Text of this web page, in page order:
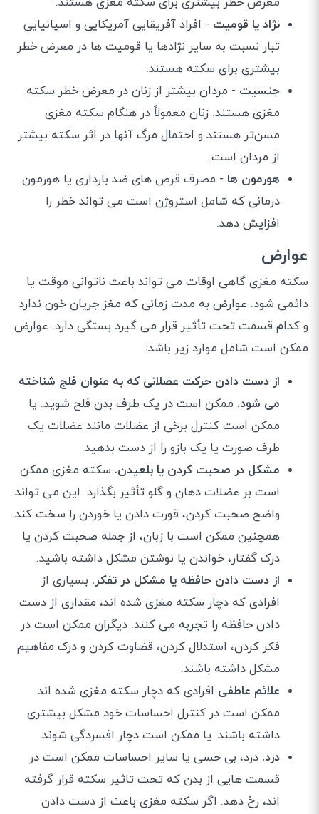
نژاد یا قومیت - افراد آفریقایی آمریکایی و اسپانیایی
تبار نسبت به سایر نژادها یا قومیت ها در معرض خطر
بیشتری برای سکته هستند.
جنسیت - مردان بیشتر از زنان در معرض خطر سکته
مغزی هستند. زنان معمولاً در هنگام سکته مغزی
مسن‌تر هستند و احتمال مرگ آنها در اثر سکته بیشتر
از مردان است.
هورمون ها - مصرف قرص های ضد بارداری یا هورمون
درمانی که شامل استروژن است می تواند خطر را
افزایش دهد.
عوارض
سکته مغزی گاهی اوقات می تواند باعث ناتوانی موقت یا
دائمی شود. عوارض به مدت زمانی که مغز جریان خون ندارد
و کدام قسمت تحت تأثیر قرار می گیرد بستگی دارد. عوارض
ممکن است شامل موارد زیر باشد:
از دست دادن حرکت عضلانی که به عنوان فلج شناخته
می شود. ممکن است در یک طرف بدن فلج شوید. یا
ممکن است کنترل برخی از عضلات مانند عضلات یک
طرف صورت یا یک بازو را از دست بدهید.
مشکل در صحبت کردن یا بلعیدن. سکته مغزی ممکن
است بر عضلات دهان و گلو تأثیر بگذارد. این می تواند
واضح صحبت کردن، قورت دادن یا خوردن را سخت کند.
همچنین ممکن است با زبان، از جمله صحبت کردن یا
درک گفتار، خواندن یا نوشتن مشکل داشته باشید.
از دست دادن حافظه یا مشکل در تفکر. بسیاری از
افرادی که دچار سکته مغزی شده اند، مقداری از دست
دادن حافظه را تجربه می کنند. دیگران ممکن است در
فکر کردن، استدلال کردن، قضاوت کردن و درک مفاهیم
مشکل داشته باشند.
علائم عاطفی افرادی که دچار سکته مغزی شده اند
ممکن است در کنترل احساسات خود مشکل بیشتری
داشته باشند. یا ممکن است دچار افسردگی شوند.
درد. درد، بی حسی یا سایر احساسات ممکن است در
قسمت هایی از بدن که تحت تاثیر سکته قرار گرفته
اند، رخ دهد. اگر سکته مغزی باعث از دست دادن